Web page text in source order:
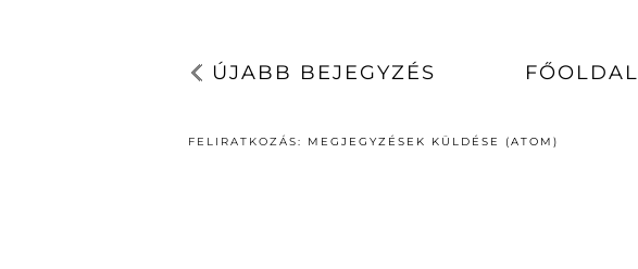
ÚJABB BEJEGYZÉS FŐOLDAL
FELIRATKOZÁS: MEGJEGYZÉSEK KÜLDÉSE (ATOM)